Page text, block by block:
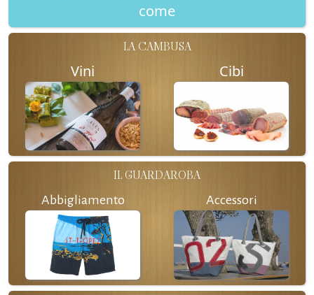
come
LA CAMBUSA
Vini Cibi
IL GUARDAROBA
Abbigliamento Accessori